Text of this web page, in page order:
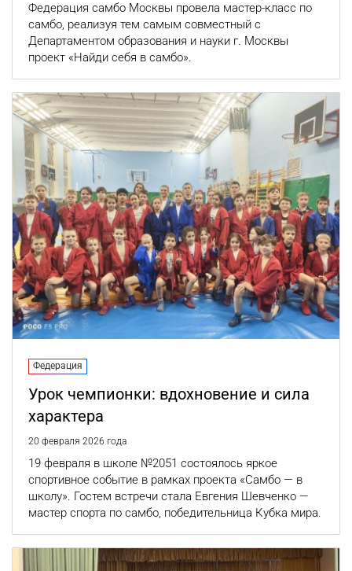
Федерация самбо Москвы провела мастер-класс по
самбо, реализуя тем самым совместный с
Департаментом образования и науки г. Москвы
проект «Найди себя в самбо».
Федерация
Урок чемпионки: вдохновение и сила
характера
20 февраля 2026 года
19 февраля в школе №2051 состоялось яркое
спортивное событие в рамках проекта «Самбо — в
школу». Гостем встречи стала Евгения Шевченко —
мастер спорта по самбо, победительница Кубка мира.